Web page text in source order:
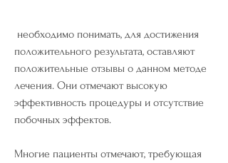
положительного результата, оставляют
положительные отзывы о данном методе
лечения. Они отмечают высокую
эффективность процедуры и отсутствие
побочных эффектов.
Многие пациенты отмечают, требующая